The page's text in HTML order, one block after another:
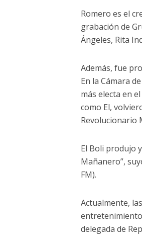
Romero es el
grabación de
Ángeles, Rita
Además, fue
En la Cámara
más electa en
como El,
Revolucionario
El Boli produjo
Mañanero”,
FM).
Actualmente,
delegada de